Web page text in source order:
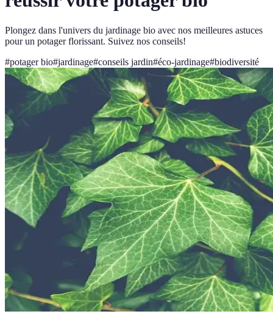
Plongez dans l'univers du jardinage bio avec nos meilleures astuces
pour un potager florissant. Suivez nos conseils!
#potager bio#jardinage#conseils jardin#éco-jardinage#biodiversité